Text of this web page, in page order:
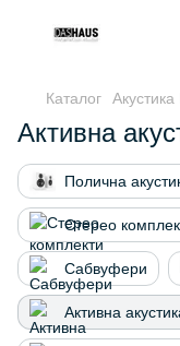
Каталог Акустика
Активна
Полична
Стерео
Сабвуфери
Активна